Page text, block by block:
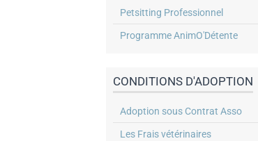
Petsitting Professionnel
Programme AnimO'Détente
CONDITIONS D'ADOPTION
Adoption sous Contrat Asso
Les Frais vétérinaires